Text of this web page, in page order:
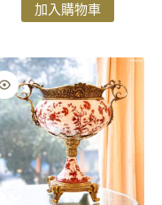
加入購物車